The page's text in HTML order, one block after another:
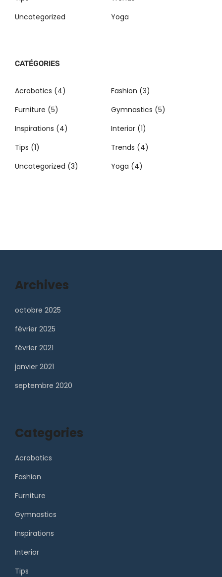
Uncategorized
Yoga
CATÉGORIES
Acrobatics (4) Fashion (3)
Furniture (5) Gymnastics (5)
Inspirations (4) Interior (1)
Tips (1) Trends (4)
Uncategorized (3) Yoga (4)
Archives
octobre 2025
février 2025
février 2021
janvier 2021
septembre 2020
Categories
Acrobatics
Fashion
Furniture
Gymnastics
Inspirations
Interior
Tips